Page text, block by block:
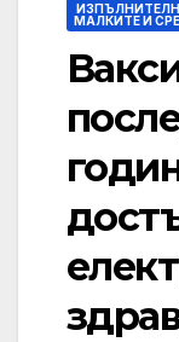
МАЛКИТЕ И